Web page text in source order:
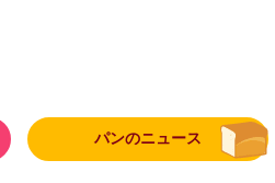
パンのニュース